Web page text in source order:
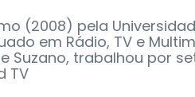
(2008) pela
em Rádio, TV e
Suzano, trabalhou por
TV